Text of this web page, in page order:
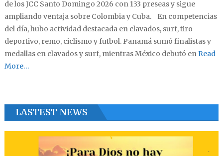
de los JCC Santo Domingo 2026 con 133 preseas y sigue
ampliando ventaja sobre Colombia y Cuba. En competencias
del día, hubo actividad destacada en clavados, surf, tiro
deportivo, remo, ciclismo y futbol. Panamá sumó finalistas y
medallas en clavados y surf, mientras México debutó enRead
More…
LASTEST NEWS